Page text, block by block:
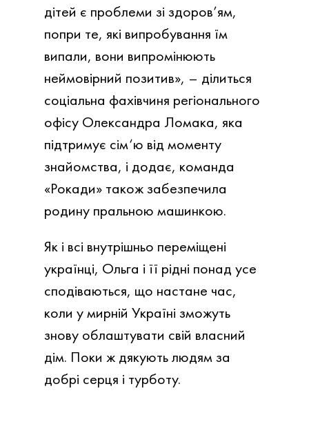
дітей є проблеми зі здоров’ям,
попри те, які випробування їм
випали, вони випромінюють
неймовірний позитив», – ділиться
соціальна фахівчиня регіонального
офісу Олександра Ломака, яка
підтримує сім‘ю від моменту
знайомства, і додає, команда
«Рокади» також забезпечила
родину пральною машинкою.
Як і всі внутрішньо переміщені
українці, Ольга і її рідні понад усе
сподіваються, що настане час,
коли у мирній Україні зможуть
знову облаштувати свій власний
дім. Поки ж дякують людям за
добрі серця і турботу.